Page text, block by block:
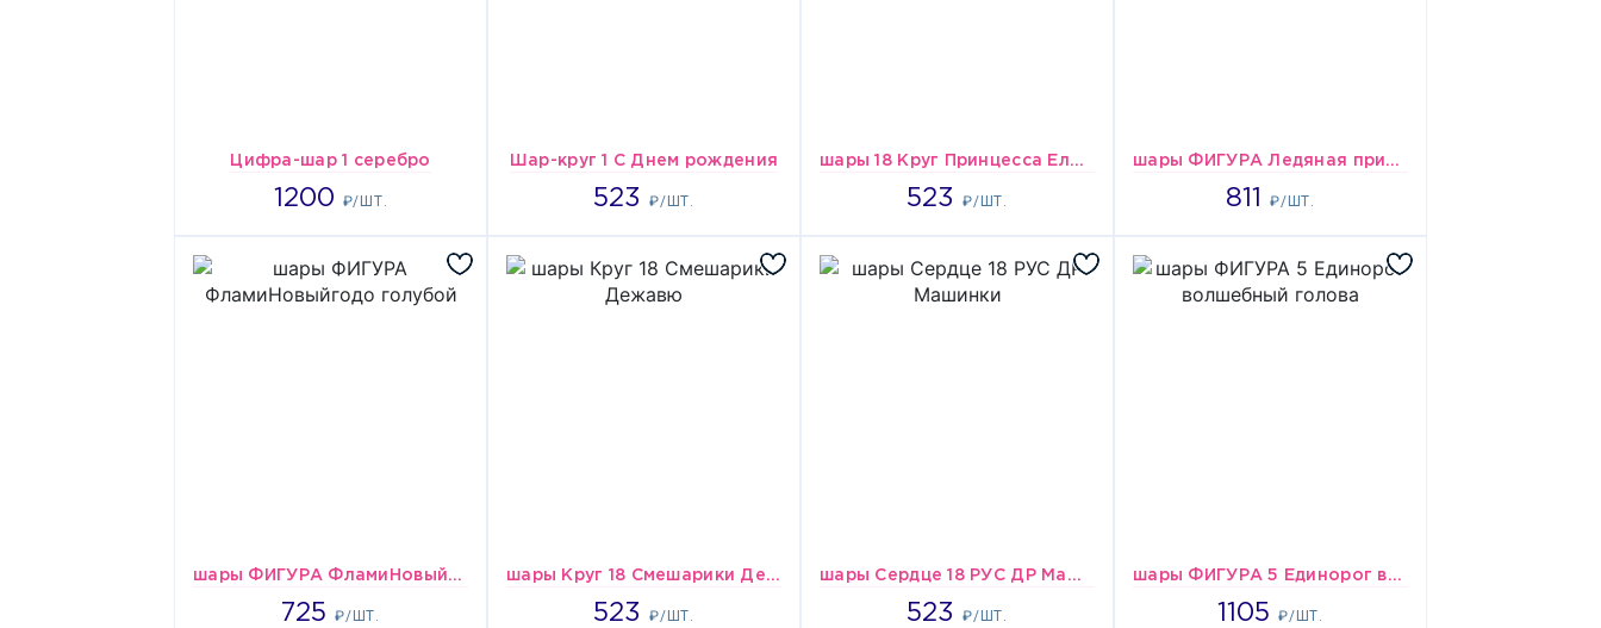
Цифра-шар 1 серебро
1200 ₽/ШТ.
1200 Шар-круг 1 С Днем рождения
523₽/ШТ.
523 шары 18 Круг Принцесса Елена из Авалора
523₽/ШТ.
523 шары ФИГУРА Ледяная принцесса
811₽/ШТ.
811
шары ФИГУРА ФламиНовыйгодо голубой
725₽/ШТ.
725 шары Круг 18 Смешарики Дежавю
523₽/ШТ.
523 шары Сердце 18 РУС ДР Машинки
523₽/ШТ.
523 шары ФИГУРА 5 Единорог волшебный голова
1105₽/ШТ.
1105